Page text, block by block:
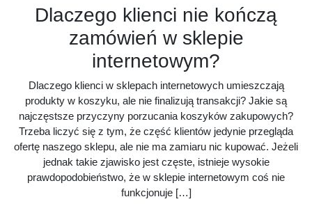
Dlaczego klienci nie kończą
zamówień w sklepie
internetowym?
Dlaczego klienci w sklepach internetowych umieszczają
produkty w koszyku, ale nie finalizują transakcji? Jakie są
najczęstsze przyczyny porzucania koszyków zakupowych?
Trzeba liczyć się z tym, że część klientów jedynie przegląda
ofertę naszego sklepu, ale nie ma zamiaru nic kupować. Jeżeli
jednak takie zjawisko jest częste, istnieje wysokie
prawdopodobieństwo, że w sklepie internetowym coś nie
funkcjonuje […]